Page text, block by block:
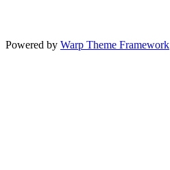
Powered by Warp Theme Framework